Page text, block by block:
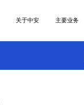
关于中安 主要业务